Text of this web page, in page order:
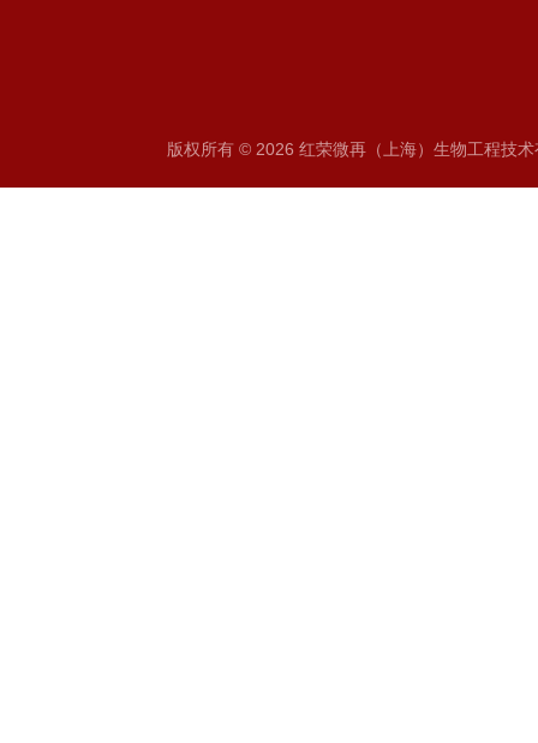
版权所有 © 2026 红荣微再（上海）生物工程技